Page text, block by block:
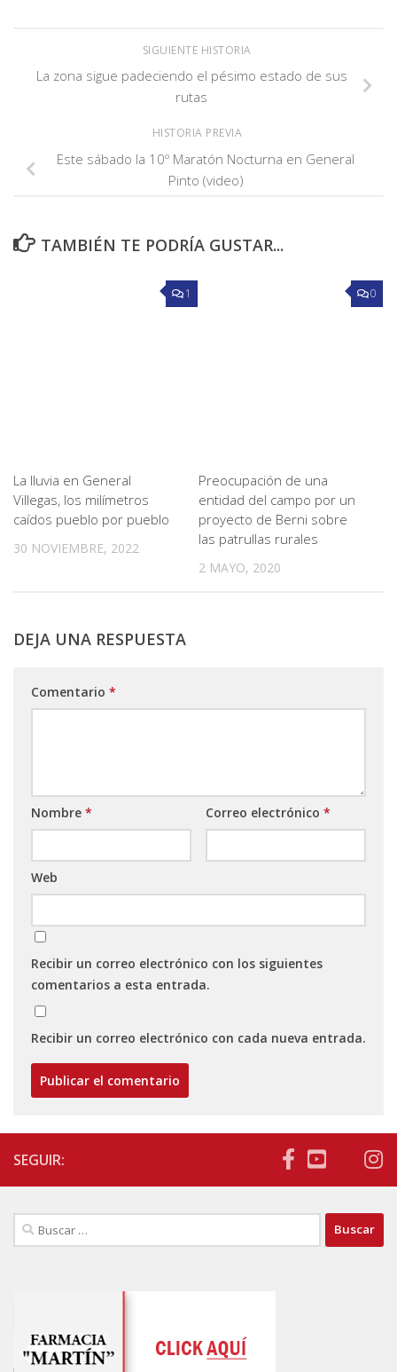
SIGUIENTE HISTORIA
La zona sigue padeciendo el pésimo estado de sus
rutas
HISTORIA PREVIA
Este sábado la 10º Maratón Nocturna en General
Pinto (video)
TAMBIÉN TE PODRÍA GUSTAR...
1
La lluvia en General
Villegas, los milímetros
caídos pueblo por pueblo
30 NOVIEMBRE, 2022
0
Preocupación de una
entidad del campo por un
proyecto de Berni sobre
las patrullas rurales
2 MAYO, 2020
DEJA UNA RESPUESTA
Comentario *
Nombre * Correo electrónico *
Web
Recibir un correo electrónico con los siguientes
comentarios a esta entrada.
Recibir un correo electrónico con cada nueva entrada.
SEGUIR:
Buscar: